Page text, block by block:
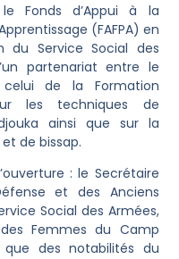
Fonds d’Appui à la
(FAFPA) en
du Service Social des
partenariat entre le
de la Formation
les techniques de
ainsi que sur la
de bissap.
: le Secrétaire
et des Anciens
Social des Armées,
Femmes du Camp
que des notabilités du